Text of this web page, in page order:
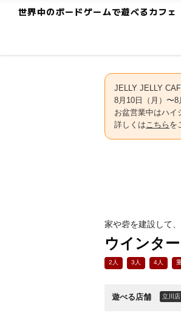
世界中のボードゲームで遊べるカフェ
JELLY JELLY
8月10日（月）〜8
お盆営業中はハイ
詳しくはこちら を
家や砦を建設して
ウインタ
2人 3人 4人
遊べる店舗 立川店